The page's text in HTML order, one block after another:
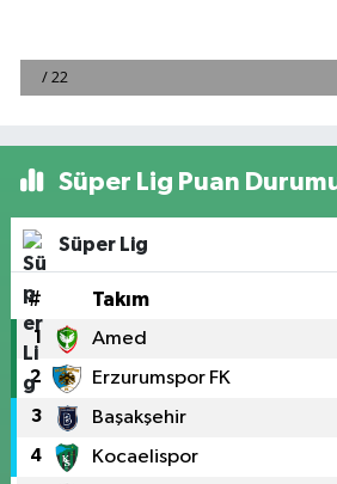
Süper Lig Puan
Süper Lig
# Takım
1 Amed
2 Erzurumspor FK
3 Başakşehir
4 Kocaelispor